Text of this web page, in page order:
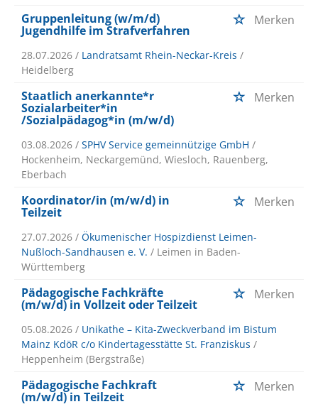
Gruppenleitung (w/m/d)
Jugendhilfe im Strafverfahren
Merken
28.07.2026 / Landratsamt Rhein-Neckar-Kreis /
Heidelberg
Staatlich anerkannte*r
Sozialarbeiter*in
/Sozialpädagog*in (m/w/d)
Merken
03.08.2026 / SPHV Service gemeinnützige GmbH /
Hockenheim, Neckargemünd, Wiesloch, Rauenberg,
Eberbach
Koordinator/in (m/w/d) in
Teilzeit
Merken
27.07.2026 / Ökumenischer Hospizdienst Leimen-
Nußloch-Sandhausen e. V. / Leimen in Baden-
Württemberg
Pädagogische Fachkräfte
(m/w/d) in Vollzeit oder Teilzeit
Merken
05.08.2026 / Unikathe – Kita-Zweckverband im Bistum
Mainz KdöR c/o Kindertagesstätte St. Franziskus /
Heppenheim (Bergstraße)
Pädagogische Fachkraft
(m/w/d) in Teilzeit
Merken